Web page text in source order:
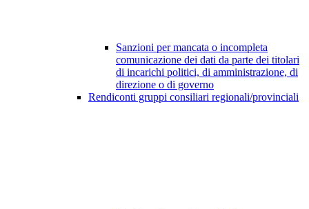
Sanzioni per mancata o incompleta
comunicazione dei dati da parte dei titolari
di incarichi politici, di amministrazione, di
direzione o di governo
Rendiconti gruppi consiliari regionali/provinciali